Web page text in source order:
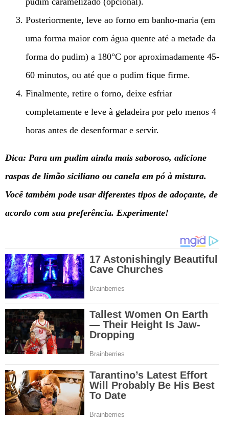
Posteriormente, leve ao forno em banho-maria (em
uma forma maior com água quente até a metade da
forma do pudim) a 180°C por aproximadamente 45-
60 minutos, ou até que o pudim fique firme.
Finalmente, retire o forno, deixe esfriar
completamente e leve à geladeira por pelo menos 4
horas antes de desenformar e servir.
Dica: Para um pudim ainda mais saboroso, adicione
raspas de limão siciliano ou canela em pó à mistura.
Você também pode usar diferentes tipos de adoçante, de
acordo com sua preferência. Experimente!